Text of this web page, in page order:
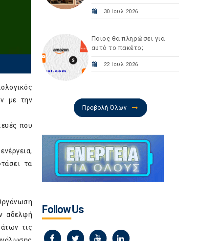
με την
που
τα
αδελφή
τις
30 Ιουλ 2026
Ποιος θα πληρώσει για
αυτό το πακέτο;
22 Ιουλ 2026
Προβολή Όλων
Follow Us